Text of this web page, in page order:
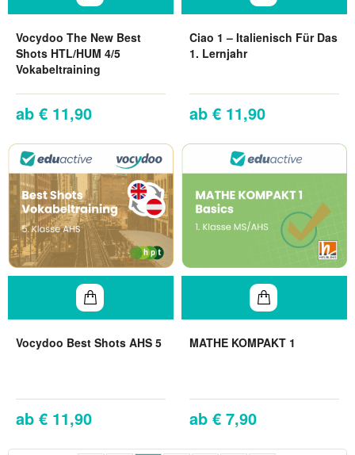
Vocydoo The New Best
Shots HTL/HUM 4/5
Vokabeltraining
€ 11,90
Ciao 1 – Italienisch Für Das
1. Lernjahr
€ 11,90
Vocydoo Best Shots AHS 5
€ 11,90
MATHE KOMPAKT 1
€ 7,90